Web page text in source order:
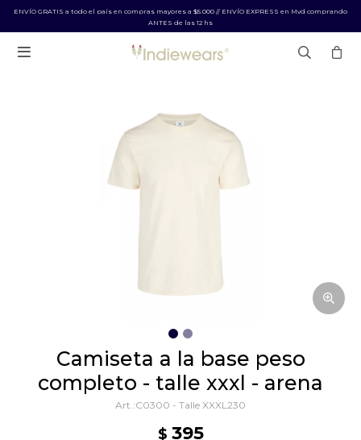
ENVÍO GRATIS a todo el país en compras mayores a $5.000 // ENVÍO EXPRESS en Mvd comprando
ANTES de las 12 hs

camiseta a la base peso
completo - talle xxxl - arena
C0300 - Talle XXXL230
$ 395